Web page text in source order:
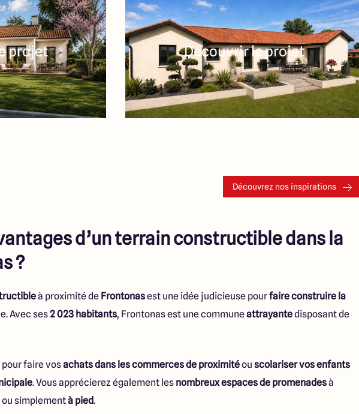
projet Découvrir le projet
Découvrez nos inspirations
d’un terrain constructible dans la
?
à proximité de Frontonasest une idée judicieuse pourfaire construire la
Avec ses2 023 habitants, Frontonas est une communeattrayantedisposant de
pour faire vosachats dans les commerces de proximitéou scolariser vos enfants
. Vous apprécierez également les nombreux espaces de promenadesà
ou simplementà pied.